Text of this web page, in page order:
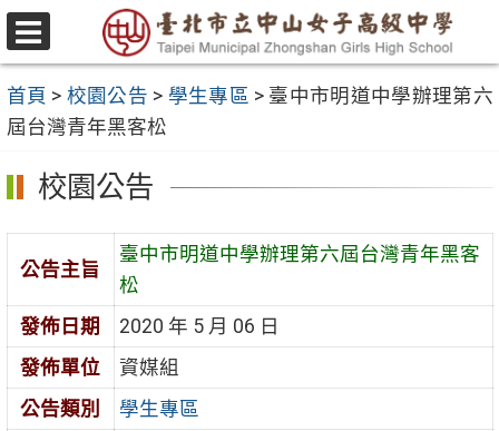
跳
至
要
內
容
區
選
單
首頁 > 校園公告 > 學生專區 > 臺中市明道中學辦理第六
屆台灣青年黑客松
校園公告
公告主旨
臺中市明道中學辦理第六屆台灣青年黑客
松
發佈日期
2020 年 5 月 06 日
發佈單位
資媒組
公告類別
學生專區